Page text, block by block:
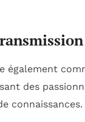
également
des
connaissances.